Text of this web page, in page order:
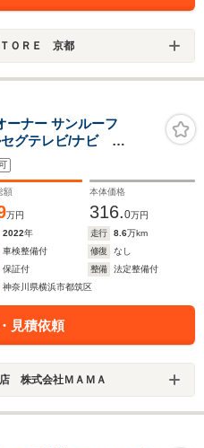
ＯＲＥ 京都
ナー サンルーフ
グテレビ/ナビ
ETC 19イ
クルーズコントロー
額
万円
本体価格
316.0万円
2022年 走行 8.6万km
車検整備付 修復
なし
保証付 整備
法定整備付
神奈川県横浜市都筑区
見積依頼
株式会社ＭＡＭＡ